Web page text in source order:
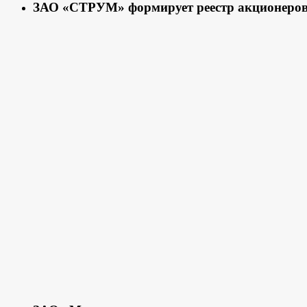
ЗАО «СТРУМ» формирует реестр